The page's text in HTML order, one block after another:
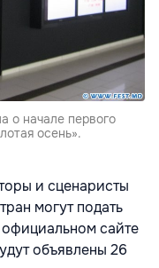
о начале первого
осень».
и сценаристы
могут подать
официальном сайте
объявлены 26